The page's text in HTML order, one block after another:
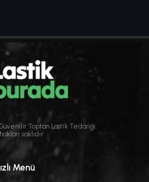
Toptan Lastik Tedariği.
saklıdır.
Menü